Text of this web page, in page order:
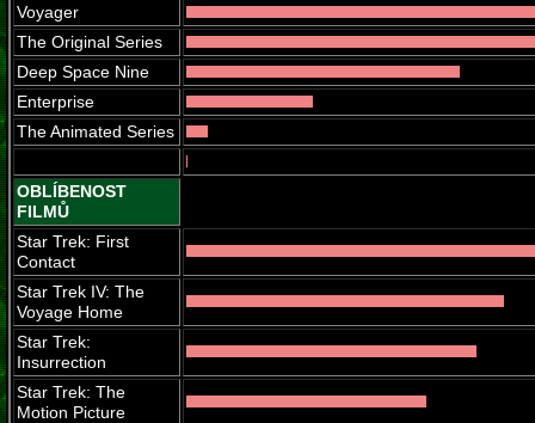
Voyager
The Original Series
Deep Space Nine
Enterprise
The Animated Series
OBLÍBENOST
FILMŮ
Star Trek: First
Contact
Star Trek IV: The
Voyage Home
Star Trek:
Insurrection
Star Trek: The
Motion Picture